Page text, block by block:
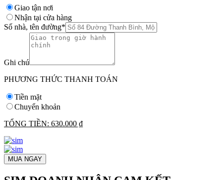
Giao tận nơi
Nhận tại cửa hàng
Số nhà, tên đường*
Ghi chú
PHƯƠNG THỨC THANH TOÁN
Tiền mặt
Chuyển khoản
TỔNG TIỀN: 630.000 ₫
MUA NGAY